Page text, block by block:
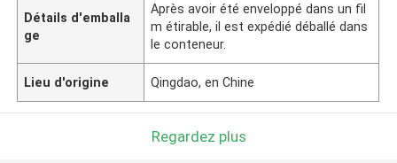
Détails d'emballa
ge
Après avoir été enveloppé dans un fil
m étirable, il est expédié déballé dans
le conteneur.
Lieu d'origine Qingdao, en Chine
Regardez plus